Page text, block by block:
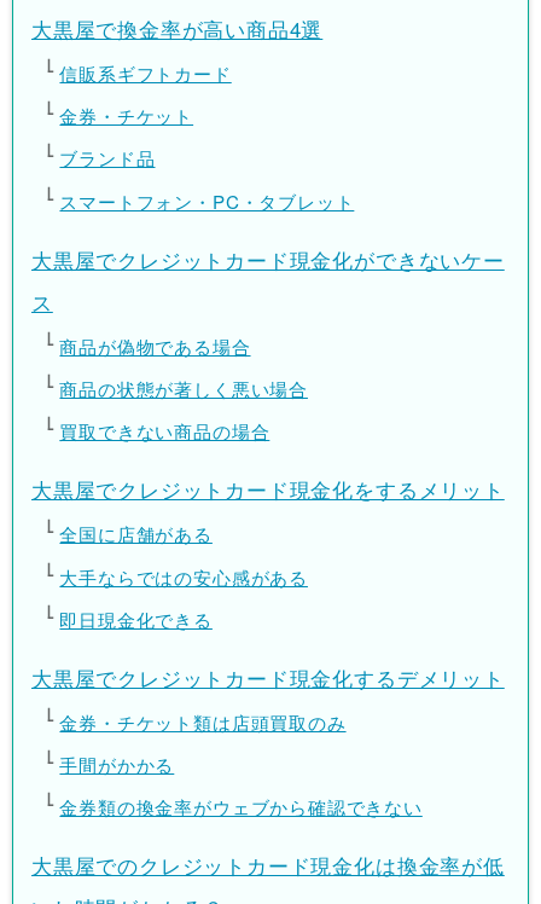
大黒屋で換金率が高い商品4選
信販系ギフトカード
金券・チケット
ブランド品
スマートフォン・PC・タブレット
大黒屋でクレジットカード現金化ができないケー
ス
商品が偽物である場合
商品の状態が著しく悪い場合
買取できない商品の場合
大黒屋でクレジットカード現金化をするメリット
全国に店舗がある
大手ならではの安心感がある
即日現金化できる
大黒屋でクレジットカード現金化するデメリット
金券・チケット類は店頭買取のみ
手間がかかる
金券類の換金率がウェブから確認できない
大黒屋でのクレジットカード現金化は換金率が低